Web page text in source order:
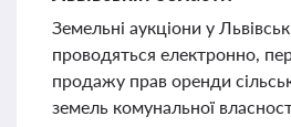
Земельні аукціони у
проводяться електронно,
продажу прав оренди
земель комунальної